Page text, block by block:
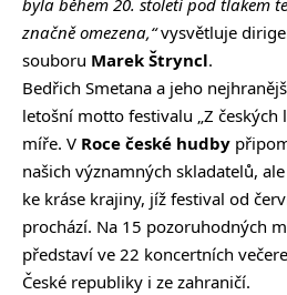
byla během 20. století pod tlakem
značně omezena,“vysvětluje
souboru Marek Štryncl.
Bedřich Smetana a jeho
letošní motto festivalu „Z
míře. V Roce české hudby
našich významných skladatelů,
ke kráse krajiny, jíž festival od
prochází. Na 15 pozoruhodných
představí ve 22 koncertních
České republiky i ze zahraničí.